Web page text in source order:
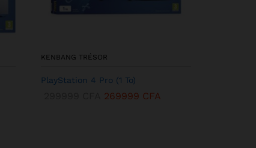
KENBANG TRÉSOR
PlayStation 4 Pro (1 To)
269999 CFA